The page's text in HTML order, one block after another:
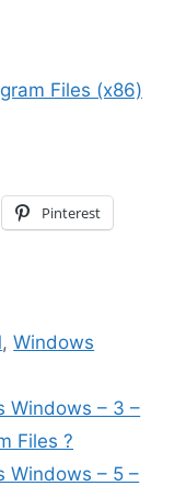
Files (x86)
Pinterest
,Windows
Windows – 3 –
Files ?
Windows – 5 –